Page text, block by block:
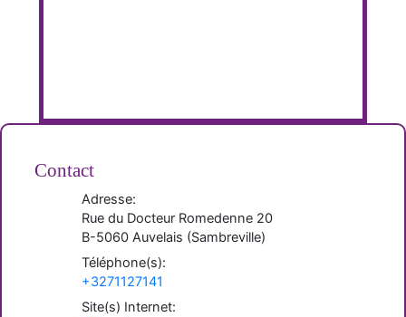
Contact
Adresse:
Rue du Docteur Romedenne 20
B-5060 Auvelais (Sambreville)
Téléphone(s):
+3271127141
Site(s) Internet: